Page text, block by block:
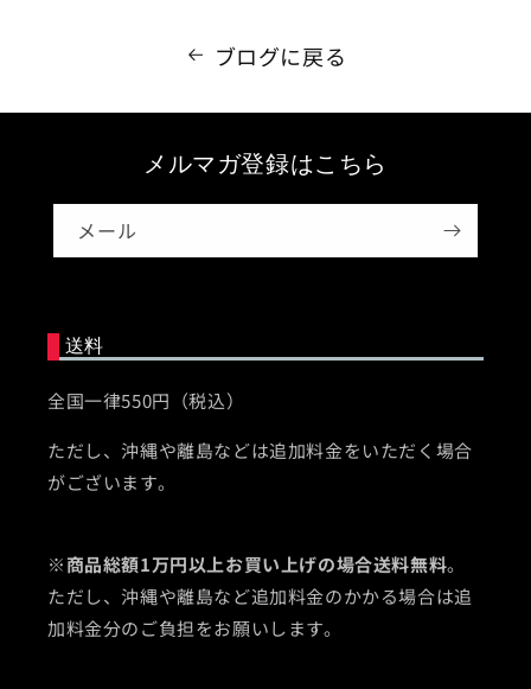
ブログに戻る
メルマガ登録はこちら
メール
送料
全国一律550円（税込）
ただし、沖縄や離島などは追加料金をいただく場合
がございます。
※商品総額1万円以上お買い上げの場合送料無料。
ただし、沖縄や離島など追加料金のかかる場合は追
加料金分のご負担をお願いします。